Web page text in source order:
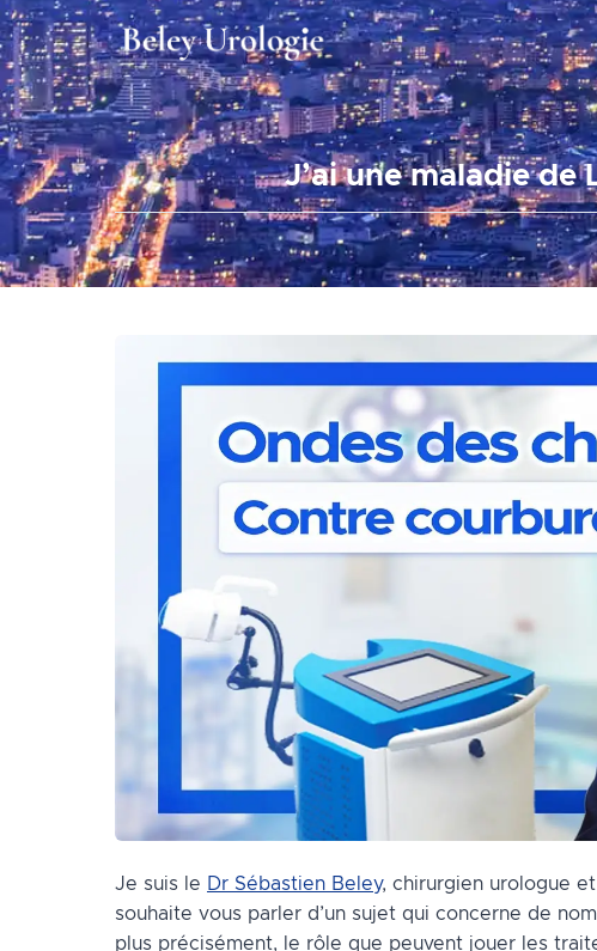
J’ai une maladie
Je suis le Dr Sébastien Beley, chirurgien urologue
souhaite vous parler d’un sujet qui concerne de
plus précisément, le rôle que peuvent jouer les